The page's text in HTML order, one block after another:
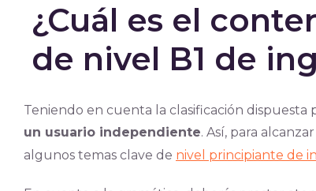
¿Cuál es el
de nivel B1 de
Teniendo en cuenta la clasificación dispuesta
un usuario independiente. Así, para
algunos temas clave de nivel principiante de